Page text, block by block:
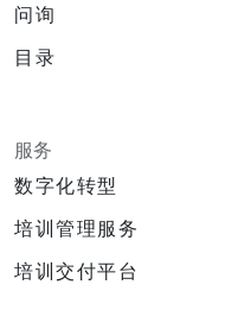
问询
目录
服务
数字化转型
培训管理服务
培训交付平台